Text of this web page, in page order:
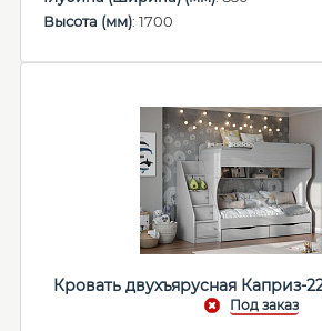
Высота (мм): 1700
Кровать двухъярусная Каприз-